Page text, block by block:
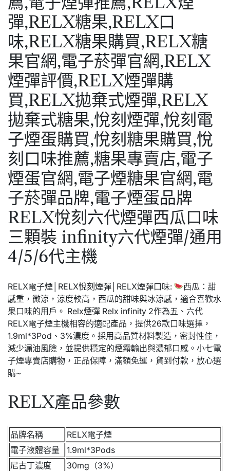
RELX悅刻六代煙彈西瓜口味
三顆裝 infinity六代煙彈/通用
4/5/6代主機
RELX電子煙│RELX悅刻煙彈│RELX煙彈口味:
西瓜：甜
感重，微涼，涼度較高，西瓜的甜味與冰涼感，適合喜歡水
果口味的用戶。 Relx煙彈 Relx infinity 2作為五、六代
RELX電子煙主機相容的適配產品，提供26款口味選擇，
1.9ml*3Pod、3%濃度。採用高品質材料製造，密封性佳，
減少漏油風險，並提供穩定的煙霧輸出與濃郁口感。小七電
子煙專賣店購物，正品保障，滿額免運，貨到付款，放心選
購~
RELX產品參數
品牌名稱
RELX電子煙
電子液體容量
1.9ml*3Pods
尼古丁濃度
30mg（3%）